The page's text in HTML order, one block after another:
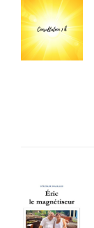
AJOUTER
AU
PANIER
/
DÉTAILS
AJOUTER
AU